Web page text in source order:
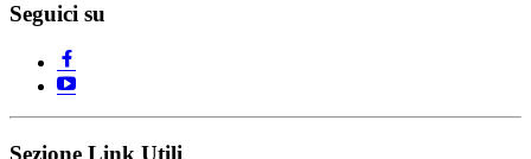
Seguici su
Sezione Link Utili